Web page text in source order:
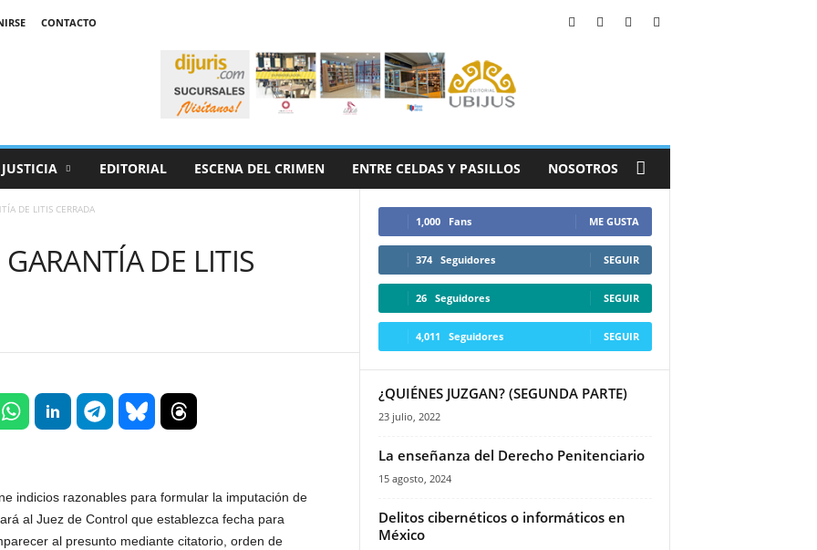
CONTACTO
JUSTICIA EDITORIAL ESCENA DEL CRIMEN ENTRE CELDAS Y PASILLOS NOSOTROS
DE LITIS CERRADA
DE LITIS
indicios razonables para formular la imputación de
al Juez de Control que establezca fecha para
al presunto mediante citatorio, orden de
1,000 Fans ME GUSTA
374 Seguidores SEGUIR
26 Seguidores SEGUIR
4,011 Seguidores SEGUIR
¿QUIÉNES JUZGAN? (SEGUNDA PARTE)
23 julio, 2022
La enseñanza del Derecho Penitenciario
15 agosto, 2024
Delitos cibernéticos o informáticos en
México